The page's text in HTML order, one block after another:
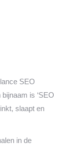
SEO
is ‘SEO
slaapt en
in de